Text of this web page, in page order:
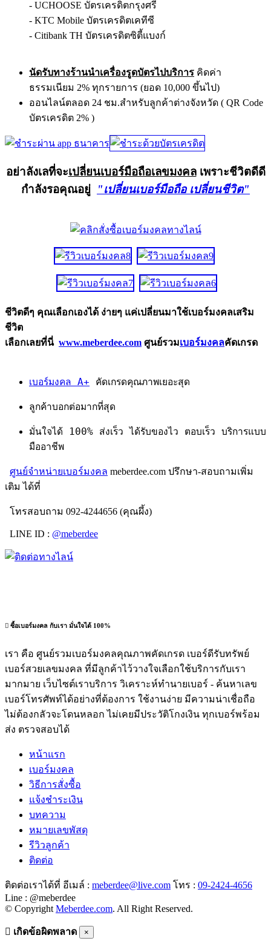
- UCHOOSE บัตรเครดิตกรุงศรี
- KTC Mobile บัตรเครดิตเคทีซี
- Citibank TH บัตรเครดิตซิตี้แบงก์
นัดรับทางร้านนำเครื่องรูดบัตรไปบริการ คิดค่า
ธรรมเนียม 2% ทุกรายการ (ยอด 10,000 ขึ้นไป)
ออนไลน์ตลอด 24 ชม.สำหรับลูกค้าต่างจังหวัด ( QR Code
บัตรเครดิต 2% )
อย่าลังเลที่จะเปลี่ยนเบอร์มือถือเลขมงคลเพราะชีวิตดีดี
กำลังรอคุณอยู่
"เปลี่ยนเบอร์มือถือ เปลี่ยนชีวิต"
ชีวิตดีๆ คุณเลือกเองได้ ง่ายๆ แค่เปลี่ยนมาใช้เบอร์มงคลเสริม
ชีวิต
เลือกเลยที่นี่ www.meberdee.com ศูนย์รวมเบอร์มงคลคัดเกรด
เบอร์มงคล A+ คัดเกรดคุณภาพเยอะสุด
ลูกค้าบอกต่อมากที่สุด
มั่นใจได้ 100% ส่งเร็ว ได้รับของไว ตอบเร็ว บริการแบบ
มืออาชีพ
ศูนย์จำหน่ายเบอร์มงคล meberdee.com ปรึกษา-สอบถามเพิ่ม
เติม ได้ที่
โทรสอบถาม 092-4244656 (คุณผึ้ง)
LINE ID : @meberdee
ซื้อเบอร์มงคล กับเรา มั่นใจได้ 100%
เรา คือ ศูนย์รวมเบอร์มงคลคุณภาพคัดเกรด เบอร์ดีรับทรัพย์
เบอร์สวยเลขมงคล ที่มีลูกค้าไว้วางใจเลือกใช้บริการกับเรา
มากมาย เว็บไซต์เราบริการ วิเคราะห์ทำนายเบอร์ - ค้นหาเลข
เบอร์โทรศัพท์ได้อย่างที่ต้องการ ใช้งานง่าย มีความน่าเชื่อถือ
ไม่ต้องกลัวจะโดนหลอก ไม่เคยมีประวัติโกงเงิน ทุกเบอร์พร้อม
ส่ง ตรวจสอบได้
หน้าแรก
เบอร์มงคล
วิธีการสั่งซื้อ
แจ้งชำระเงิน
บทความ
หมายเลขพัสดุ
รีวิวลูกค้า
ติดต่อ
ติดต่อเราได้ที่ อีเมล์ : meberdee@live.com โทร : 09-2424-4656
Line : @meberdee
© Copyright Meberdee.com. All Right Reserved.
เกิดข้อผิดพลาด ×